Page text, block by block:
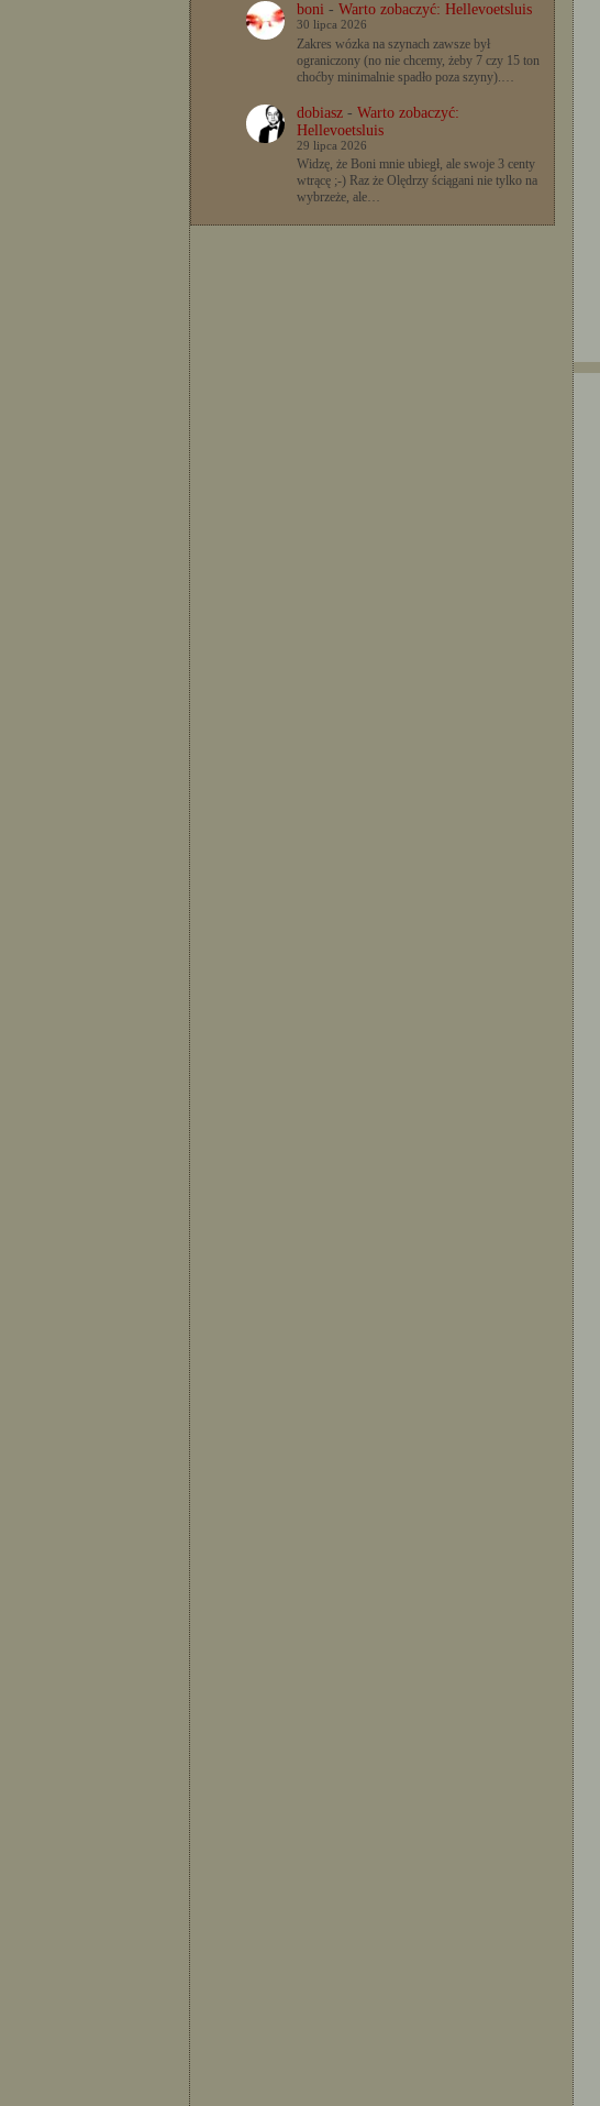
boni- Warto zobaczyć: Hellevoetsluis
30 lipca 2026
Zakres wózka na szynach zawsze był
ograniczony (no nie chcemy, żeby 7 czy 15 ton
choćby minimalnie spadło poza szyny).…
dobiasz- Warto zobaczyć:
Hellevoetsluis
29 lipca 2026
Widzę, że Boni mnie ubiegł, ale swoje 3 centy
wtrącę ;-) Raz że Olędrzy ściągani nie tylko na
wybrzeże, ale…